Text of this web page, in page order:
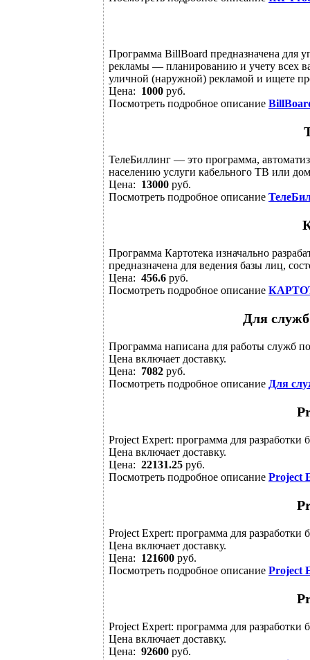
Программа BillBoard предназначена для
рекламы — планированию и учету всех
уличной (наружной) рекламой и ищете
Цена: 1000 руб.
Посмотреть подробное описание
ТелеБиллинг — это программа,
населению услуги кабельного ТВ или
Цена: 13000 руб.
Посмотреть подробное описание
Программа Картотека изначально
предназначена для ведения базы лиц,
Цена: 456.6 руб.
Посмотреть подробное описание
Для
Программа написана для работы служб
Цена включает доставку.
Цена: 7082 руб.
Посмотреть подробное описание Для
Project Expert: программа для
Цена включает доставку.
Цена: 22131.25 руб.
Посмотреть подробное описание Project
Project Expert: программа для
Цена включает доставку.
Цена: 121600 руб.
Посмотреть подробное описание Project
Project Expert: программа для
Цена включает доставку.
Цена: 92600 руб.